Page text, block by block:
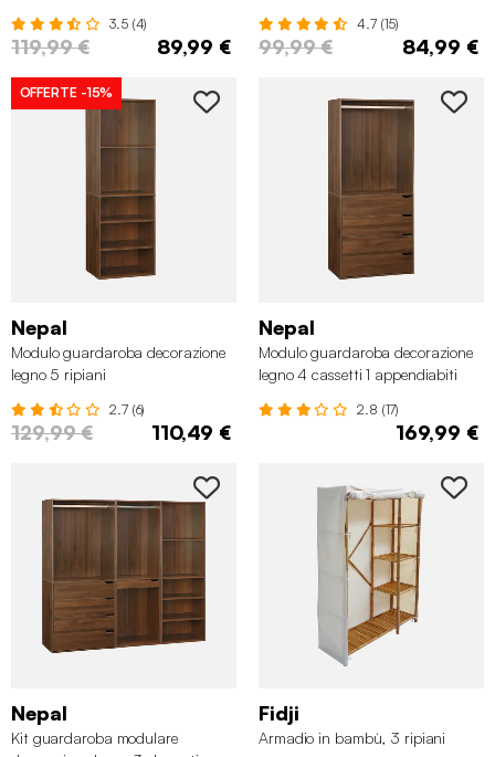
3.5 (4)
119,99 € 89,99 €
4.7 (15)
99,99 € 84,99 €
OFFERTE -15%
Nepal
Modulo guardaroba decorazione
legno 5 ripiani
2.7 (6)
129,99 € 110,49 €
Nepal
Modulo guardaroba decorazione
legno 4 cassetti 1 appendiabiti
2.8 (17)
169,99 €
Nepal
Kit guardaroba modulare
Fidji
Armadio in bambù, 3 ripiani